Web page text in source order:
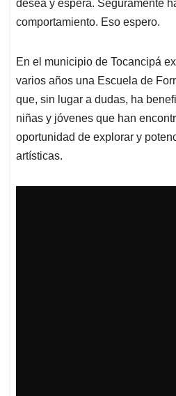
desea y espera. Seguramente
comportamiento. Eso espero.
En el municipio de Tocancipá
varios años una Escuela de
que, sin lugar a dudas, ha
niñas y jóvenes que han
oportunidad de explorar y
artísticas.